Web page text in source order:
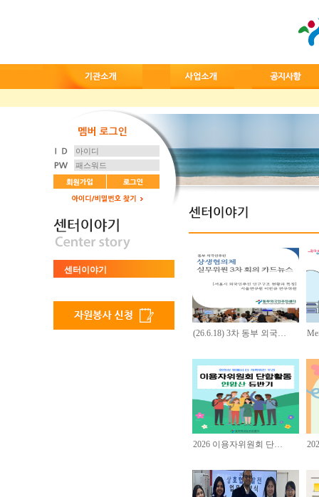
센터이야기
(26.6.18) 3차 동부 외국…
2026 이용자위원회 단…